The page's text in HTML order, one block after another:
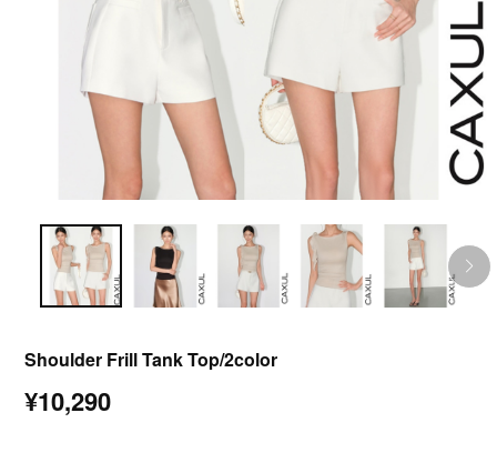
Shoulder Frill Tank Top/2color
¥10,290